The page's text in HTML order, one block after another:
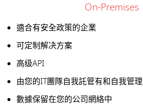
On-Premises
適合有安全政策的企業
可定制解决方案
高级API
由您的IT團隊自我託管有和自我管理
數據保留在您的公司網絡中